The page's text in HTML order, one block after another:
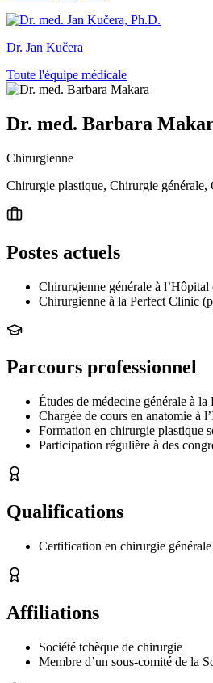
Dr. Jan Kučera
Toute l'équipe médicale
Dr. med. Barbara
Chirurgienne
Chirurgie plastique, Chirurgie
Postes actuels
Chirurgienne générale à l’Hôpital
Chirurgienne à la Perfect Clinic
Parcours professionnel
Études de médecine générale à
Chargée de cours en anatomie à
Formation en chirurgie plastique
Participation régulière à des
Qualifications
Certification en chirurgie générale
Affiliations
Société tchèque de chirurgie
Membre d’un sous-comité de la